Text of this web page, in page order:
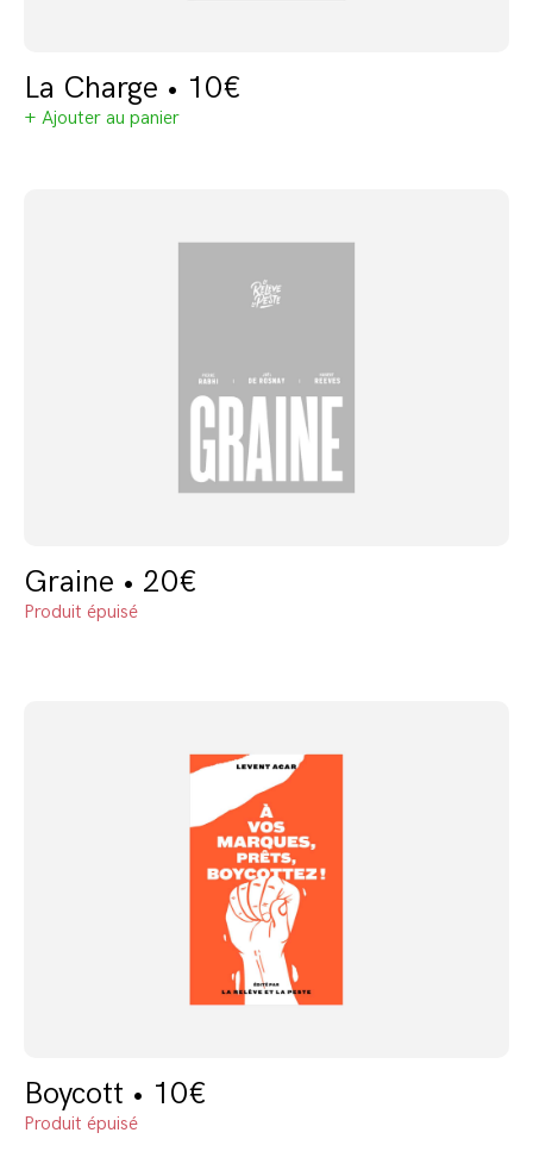
La Charge • 10€
+ Ajouter au panier
Graine • 20€
Produit épuisé
Boycott • 10€
Produit épuisé